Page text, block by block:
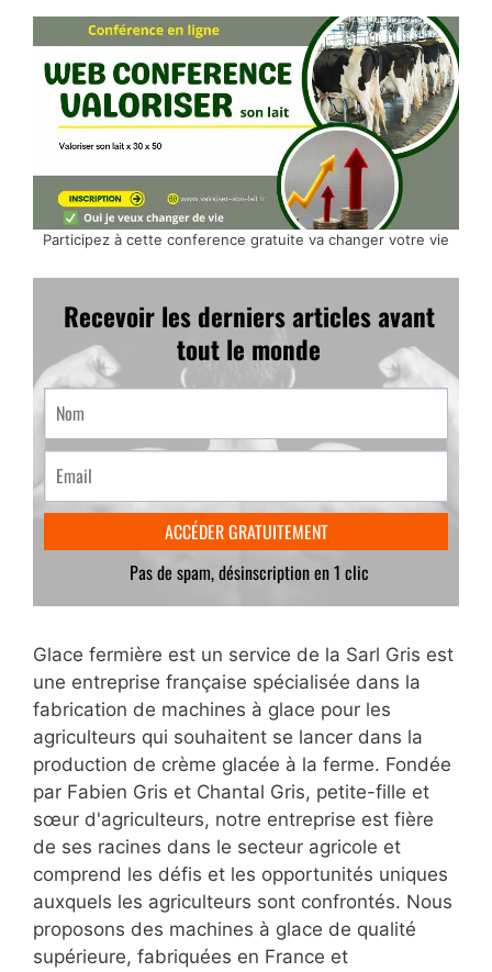
Participez à cette conference gratuite va changer votre vie
Glace fermière est un service de la Sarl Gris est
une entreprise française spécialisée dans la
fabrication de machines à glace pour les
agriculteurs qui souhaitent se lancer dans la
production de crème glacée à la ferme. Fondée
par Fabien Gris et Chantal Gris, petite-fille et
sœur d'agriculteurs, notre entreprise est fière
de ses racines dans le secteur agricole et
comprend les défis et les opportunités uniques
auxquels les agriculteurs sont confrontés. Nous
proposons des machines à glace de qualité
supérieure, fabriquées en France et